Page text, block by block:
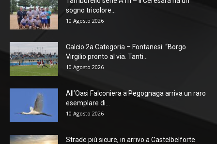
sogno tricolore...
10 Agosto 2026
Calcio 2a Categoria – Fontanesi: “Borgo
Virgilio pronto al via. Tanti...
10 Agosto 2026
All’Oasi Falconiera a Pegognaga arriva un raro
esemplare di...
10 Agosto 2026
Strade più sicure, in arrivo a Castelbelforte